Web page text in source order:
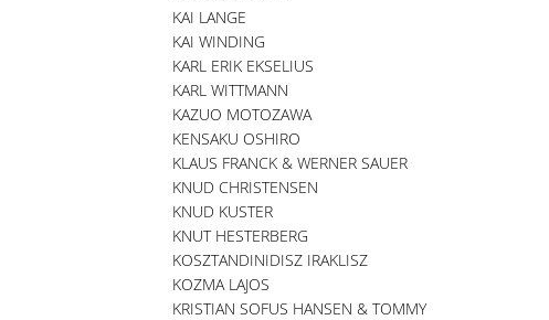
KAI LANGE
KAI WINDING
KARL ERIK EKSELIUS
KARL WITTMANN
KAZUO MOTOZAWA
KENSAKU OSHIRO
KLAUS FRANCK & WERNER SAUER
KNUD CHRISTENSEN
KNUD KUSTER
KNUT HESTERBERG
KOSZTANDINIDISZ IRAKLISZ
KOZMA LAJOS
KRISTIAN SOFUS HANSEN & TOMMY